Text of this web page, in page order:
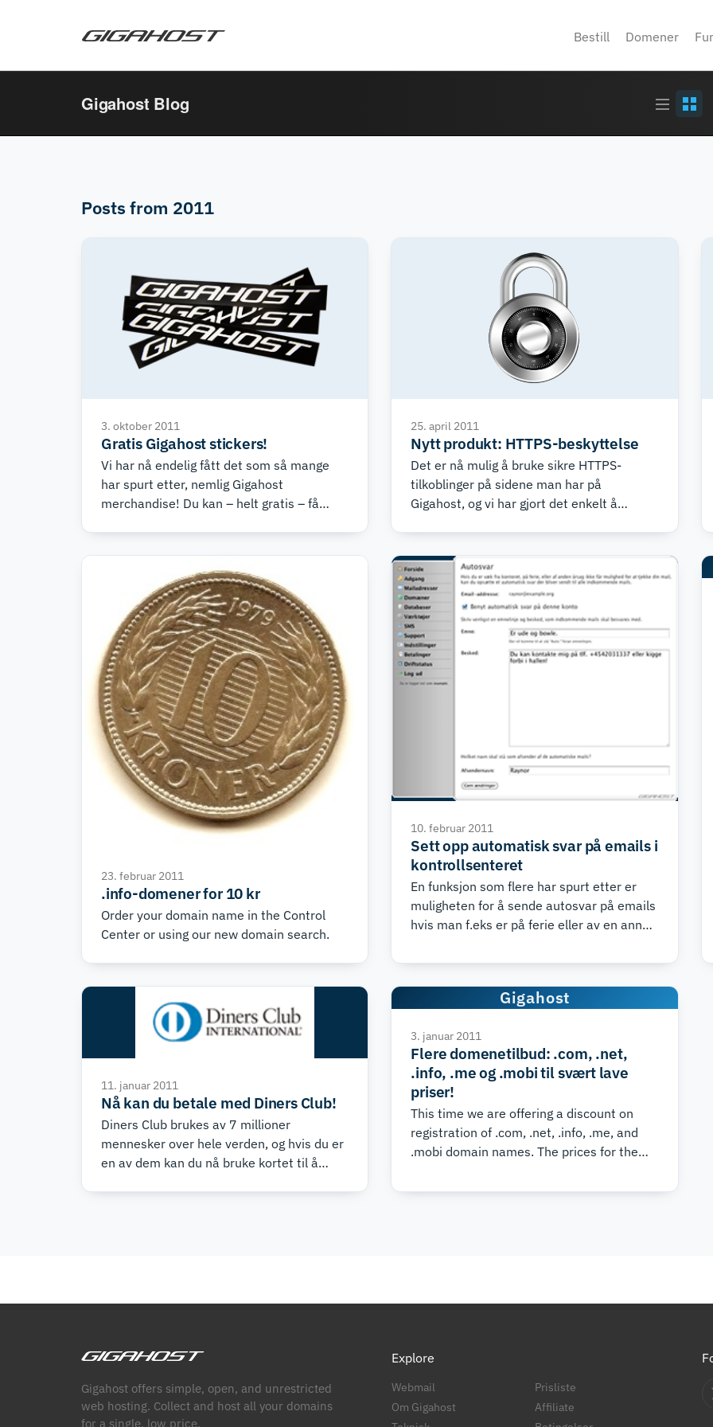
Bestill Domener
Gigahost Blog
Article
stream
Grid
view
Posts from 2011
3. oktober 2011
Gratis Gigahost stickers!
Vi har nå endelig fått det som så mange
har spurt etter, nemlig Gigahost
merchandise! Du kan – helt gratis – få
brukernavnet ditt og den adresse du gjerne
vil ha dem sendt til.
25. april 2011
Nytt produkt: HTTPS-beskyttelse
Det er nå mulig å bruke sikre HTTPS-
tilkoblinger på sidene man har på
Gigahost, og vi har gjort det enkelt å
23. februar 2011
.info-domener for 10 kr
Order your domain name in the Control
Center or using our new domain search.
10. februar 2011
Sett opp automatisk svar på emails i
kontrollsenteret
En funksjon som flere har spurt etter er
muligheten for å sende autosvar på emails
hvis man f.eks er på ferie eller av en annen
å opprette via kontrollsenteret.
11. januar 2011
Nå kan du betale med Diners Club!
Diners Club brukes av 7 millioner
mennesker over hele verden, og hvis du er
en av dem kan du nå bruke kortet til å
Gigahost
3. januar 2011
Flere domenetilbud: .com, .net,
.info, .me og .mobi til svært lave
priser!
This time we are offering a discount on
registration of .com, .net, .info, .me, and
.mobi domain names. The prices for the
Gigahost offers simple, open, and unrestricted
web hosting. Collect and host all your domains
for a single, low price.
Explore
Webmail
Om Gigahost
Prisliste
Affiliate